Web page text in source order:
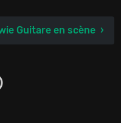
Guitare en scène